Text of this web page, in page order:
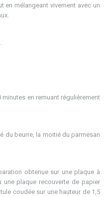
en mélangeant vivement avec un
en remuant régulièrement
du beurre, la moitié du parmesan
obtenue sur une plaque à
une plaque recouverte de papier
coudée sur une hauteur de 1,5